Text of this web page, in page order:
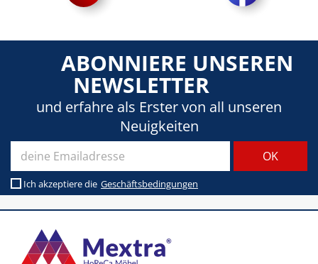
ABONNIERE UNSEREN
NEWSLETTER
und erfahre als Erster von all unseren
Neuigkeiten
Ich akzeptiere die Geschäftsbedingungen